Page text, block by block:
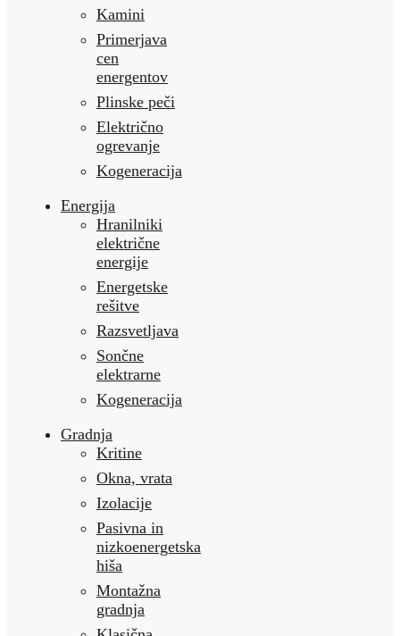
Kamini
Primerjava
cen
energentov
Plinske peči
Električno
ogrevanje
Kogeneracija
Energija
Hranilniki
električne
energije
Energetske
rešitve
Razsvetljava
Sončne
elektrarne
Kogeneracija
Gradnja
Kritine
Okna, vrata
Izolacije
Pasivna in
nizkoenergetska
hiša
Montažna
gradnja